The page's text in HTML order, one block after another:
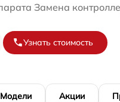
Замена
Узнать стоимость
Модели Акции